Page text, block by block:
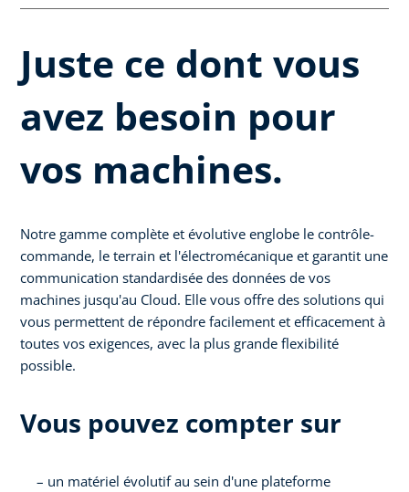
Juste ce dont vous
avez besoin pour
vos machines.
Notre gamme complète et évolutive englobe le contrôle-
commande, le terrain et l'électromécanique et garantit une
communication standardisée des données de vos
machines jusqu'au Cloud. Elle vous offre des solutions qui
vous permettent de répondre facilement et efficacement à
toutes vos exigences, avec la plus grande flexibilité
possible.
Vous pouvez compter sur
un matériel évolutif au sein d'une plateforme